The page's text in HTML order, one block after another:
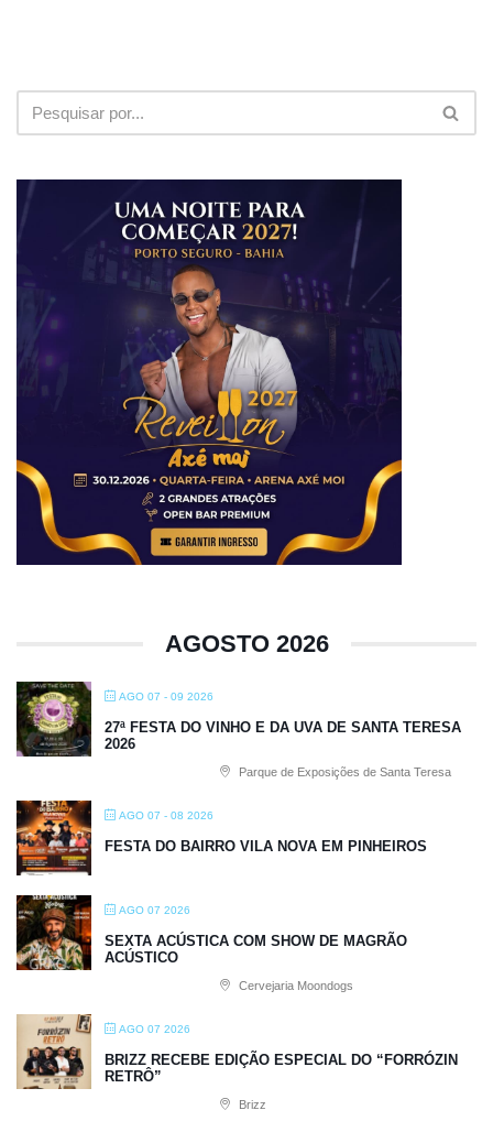
AGOSTO 2026
AGO 07 - 09 2026
27ª FESTA DO VINHO E DA UVA DE SANTA TERESA
2026
Parque de Exposições de Santa Teresa
AGO 07 - 08 2026
FESTA DO BAIRRO VILA NOVA EM PINHEIROS
AGO 07 2026
SEXTA ACÚSTICA COM SHOW DE MAGRÃO
ACÚSTICO
Cervejaria Moondogs
AGO 07 2026
BRIZZ RECEBE EDIÇÃO ESPECIAL DO “FORRÓZIN
RETRÔ”
Brizz